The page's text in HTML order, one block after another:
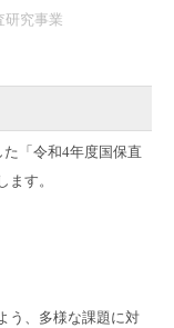
研究事業
「令和4年度国保直
す。
う、多様な課題に対